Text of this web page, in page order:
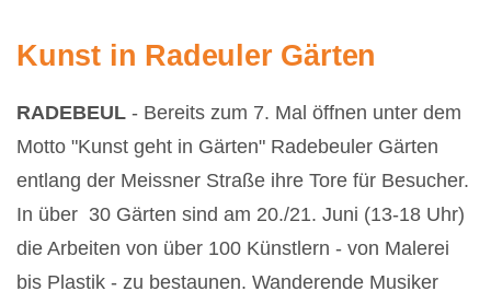
Kunst in Radeuler Gärten
RADEBEUL - Bereits zum 7. Mal öffnen unter dem
Motto "Kunst geht in Gärten" Radebeuler Gärten
entlang der Meissner Straße ihre Tore für Besucher.
In über 30 Gärten sind am 20./21. Juni (13-18 Uhr)
die Arbeiten von über 100 Künstlern - von Malerei
bis Plastik - zu bestaunen. Wanderende Musiker